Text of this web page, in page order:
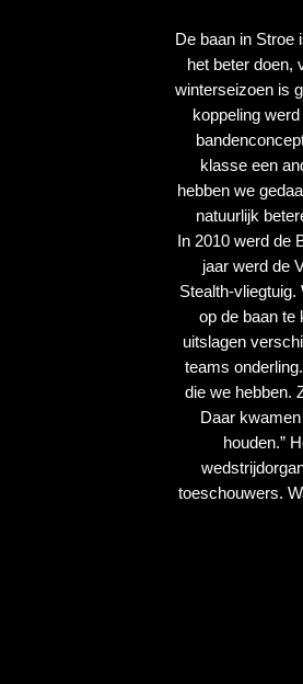
De baan in Stroe
het beter doen,
winterseizoen is
koppeling
klasse een
hebben we
natuurlijk
In 2010 werd de
jaar werd de
Stealth-
op de baan te
uitslagen
teams
die we hebben.
Daar
houden.”
toeschouwers.